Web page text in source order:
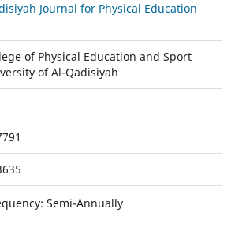
Journal for Physical Education
of Physical Education and Sport
of Al-Qadisiyah
Semi-Annually